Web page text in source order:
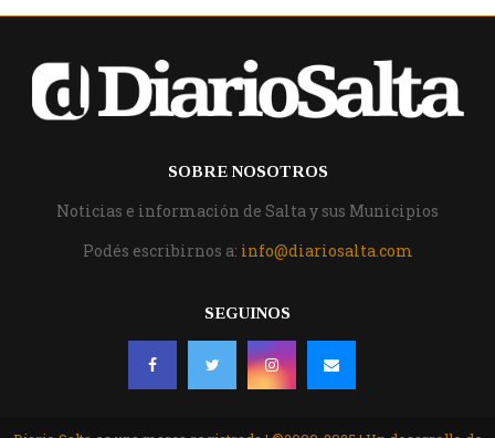
SOBRE NOSOTROS
Noticias e información de Salta y sus Municipios
Podés escribirnos a: info@diariosalta.com
SEGUINOS